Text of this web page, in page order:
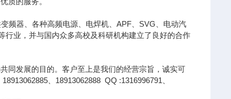
频器、各种高频电源、电焊机、APF、SVG、电动汽
业，并与国内众多高校及科研机构建立了良好的合作
同发展的目的。客户至上是我们的经营宗旨，诚实可
、18913062888 QQ :1316996791、